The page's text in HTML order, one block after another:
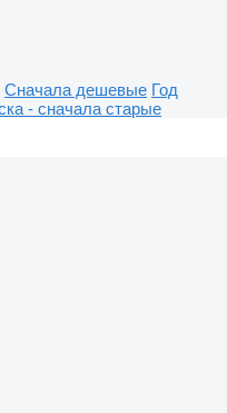
Сначала дешевые Год
- сначала старые